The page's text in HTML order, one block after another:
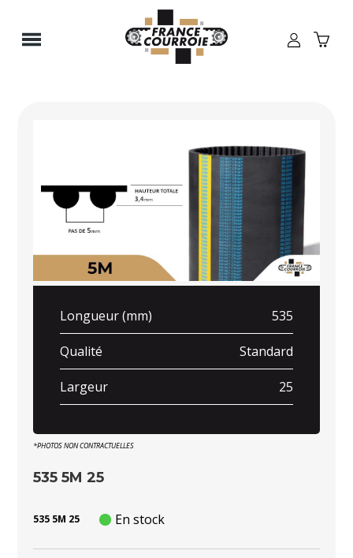
Longueur (mm) 535
Qualité Standard
Largeur 25
*PHOTOS NON CONTRACTUELLES
535 5M 25
535 5M 25 En stock
Panneau de gestion des cookies